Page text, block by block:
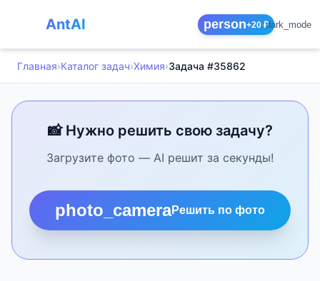
AntAI person+20 ₽dark_mode
Главная›Каталог задач›Химия›Задача #35862
📸 Нужно решить свою задачу?
Загрузите фото — AI решит за секунды!
photo_cameraРешить по фото